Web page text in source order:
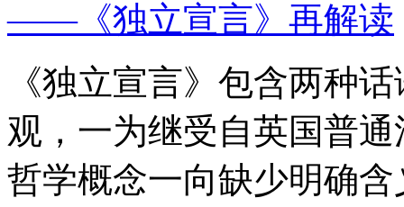
——《独立宣言》再解读
《独立宣言》包含两种
观，一为继受自英国普
哲学概念一向缺少明确